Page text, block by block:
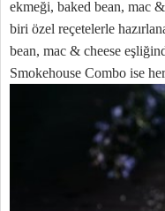
ekmeği, baked bean, mac
biri özel reçetelerle
bean, mac & cheese
Smokehouse Combo ise